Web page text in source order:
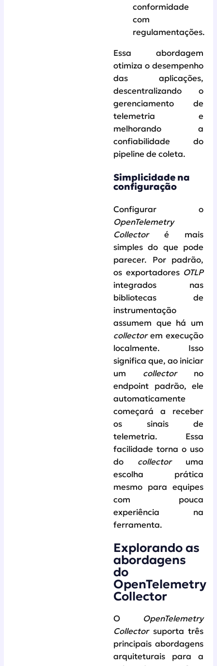
conformidade
com
regulamentações.
Essa abordagem
otimiza o desempenho
das aplicações,
descentralizando o
gerenciamento de
telemetria e
melhorando a
confiabilidade do
pipeline de coleta.
Simplicidade na
configuração
Configurar o
OpenTelemetry
Collectoré mais
simples do que pode
parecer. Por padrão,
os exportadores OTLP
integrados nas
bibliotecas de
instrumentação
assumem que há um
collectorem execução
localmente. Isso
significa que, ao iniciar
um collectorno
endpoint padrão, ele
automaticamente
começará a receber
os sinais de
telemetria. Essa
facilidade torna o uso
do collectoruma
escolha prática
mesmo para equipes
com pouca
experiência na
ferramenta.
Explorando as
abordagens
do
OpenTelemetry
Collector
O OpenTelemetry
Collectorsuporta três
principais abordagens
arquiteturais para a